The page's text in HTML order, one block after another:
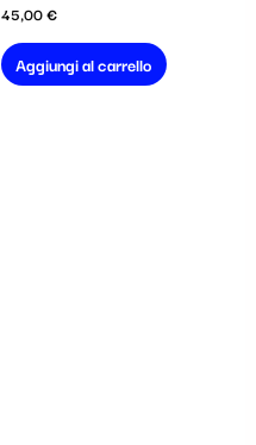
45,00€
Aggiungi al carrello